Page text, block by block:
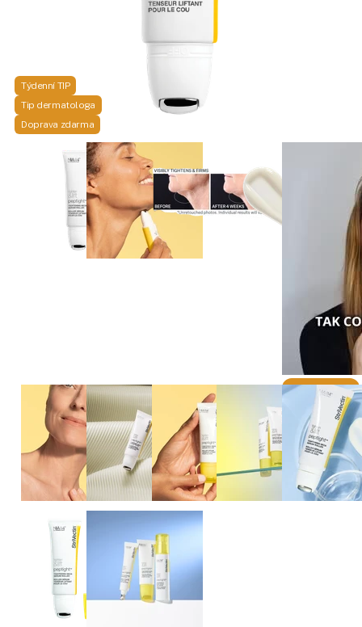
Týdenní TIP
Tip dermatologa
Doprava zdarma